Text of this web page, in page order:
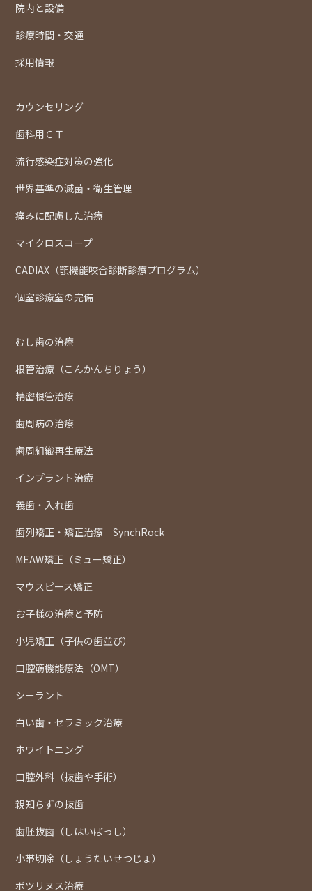
院内と設備
診療時間・交通
採用情報
カウンセリング
歯科用ＣＴ
流行感染症対策の強化
世界基準の滅菌・衛生管理
痛みに配慮した治療
マイクロスコープ
CADIAX（顎機能咬合診断診療プログラム）
個室診療室の完備
むし歯の治療
根管治療（こんかんちりょう）
精密根管治療
歯周病の治療
歯周組織再生療法
インプラント治療
義歯・入れ歯
歯列矯正・矯正治療 SynchRock
MEAW矯正（ミュー矯正）
マウスピース矯正
お子様の治療と予防
小児矯正（子供の歯並び）
口腔筋機能療法（OMT）
シーラント
白い歯・セラミック治療
ホワイトニング
口腔外科（抜歯や手術）
親知らずの抜歯
歯胚抜歯（しはいばっし）
小帯切除（しょうたいせつじょ）
ボツリヌス治療